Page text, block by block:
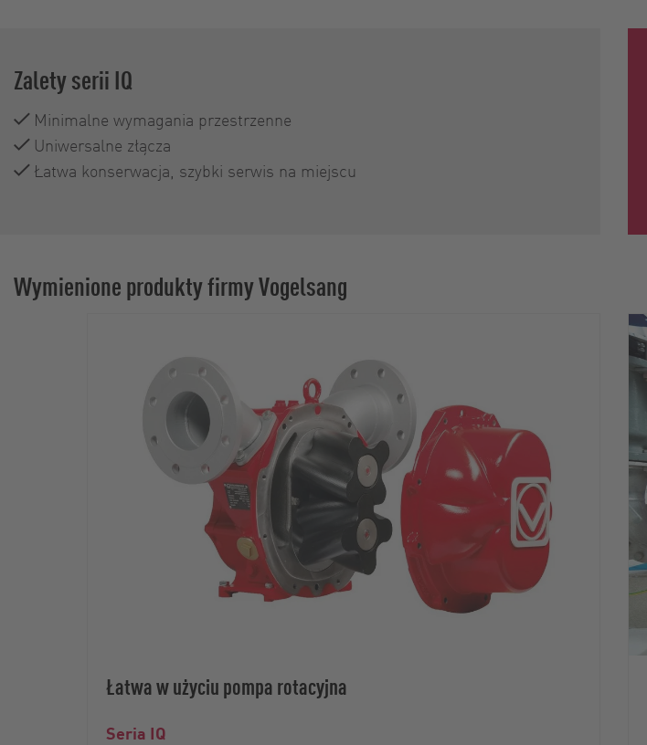
Zalety serii IQ
Minimalne wymagania przestrzenne
Uniwersalne złącza
Łatwa konserwacja, szybki serwis na miejscu
Wymienione produkty firmy Vogelsang
Łatwa w użyciu pompa rotacyjna
Seria IQ